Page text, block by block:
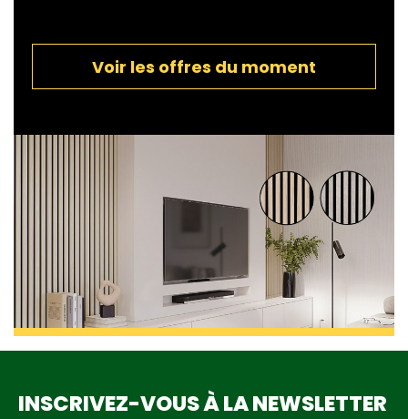
Voir les offres du moment
INSCRIVEZ-VOUS À LA NEWSLETTER